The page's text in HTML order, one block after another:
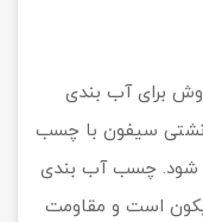
برای آب بندی
سیفون با چسب
شود. چسب آب بندی
است و مقاومت